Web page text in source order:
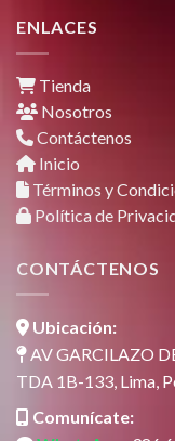
ENLACES
Tienda
Nosotros
Contáctenos
Inicio
Términos y
Política de
CONTÁCTENOS
Ubicación:
AV GARCILAZO
TDA 1B-133, Lima,
Comunícate: